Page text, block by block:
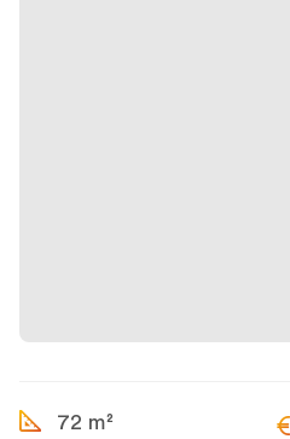
72 m²